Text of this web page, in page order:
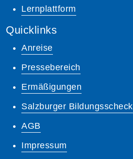
Lernplattform
Quicklinks
Anreise
Pressebereich
Ermäßigungen
Salzburger Bildungsscheck
AGB
Impressum